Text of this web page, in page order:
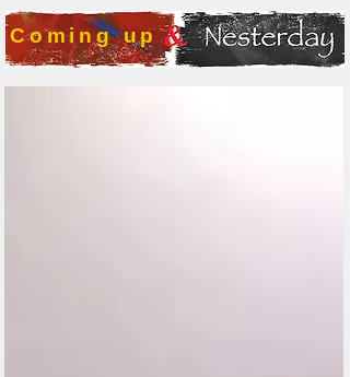
Coming up